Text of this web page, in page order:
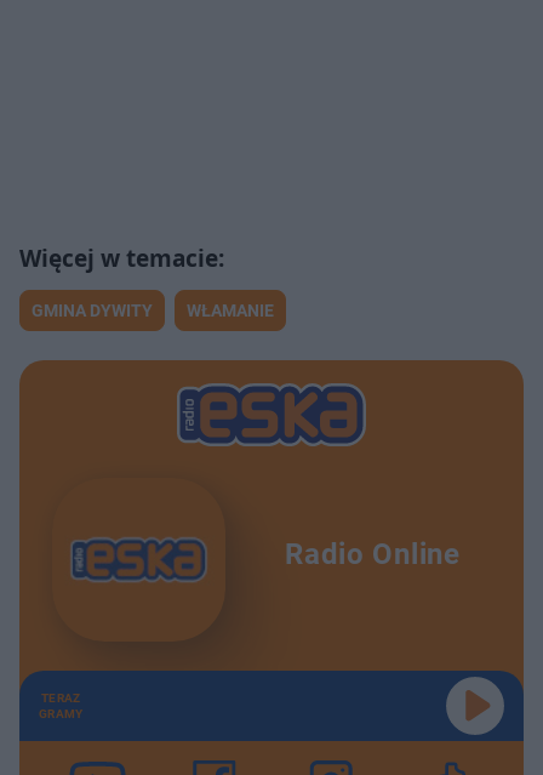
GMINA DYWITY WŁAMANIE
Radio Online
TERAZ
GRAMY